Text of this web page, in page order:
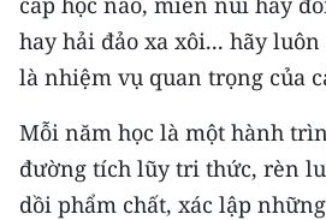
MỘT SẢN PHẨM
RADIO
MEDIA CENTER
E-Magazine
hay hải đảo xa xôi... hãy
là nhiệm vụ quan trọng của
Mỗi năm học là một hành
đường tích lũy tri thức, rèn
dồi phẩm chất, xác lập